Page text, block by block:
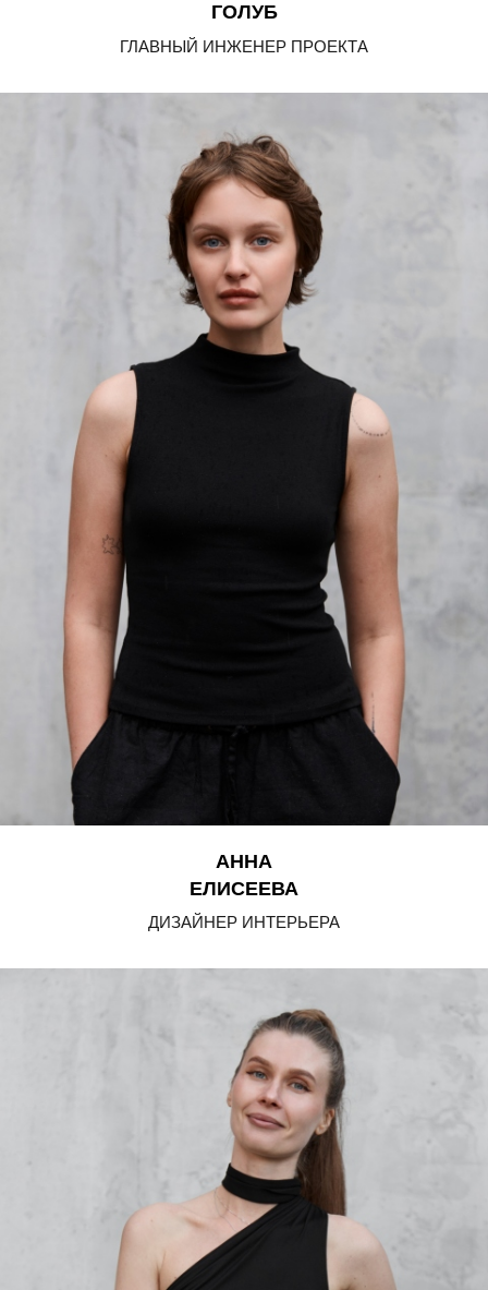
ГОЛУБ
ГЛАВНЫЙ ИНЖЕНЕР ПРОЕКТА
АННА
ЕЛИСЕЕВА
ДИЗАЙНЕР ИНТЕРЬЕРА